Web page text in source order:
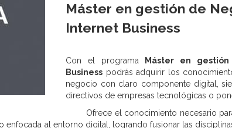
Máster en gestión de
Internet Business
Con el programa
Máster en
Business podrás adquirir los
negocio con claro componente digital,
directivos de empresas tecnológicas o
Ofrece el conocimiento necesario
enfocada al entorno digital, logrando fusionar las